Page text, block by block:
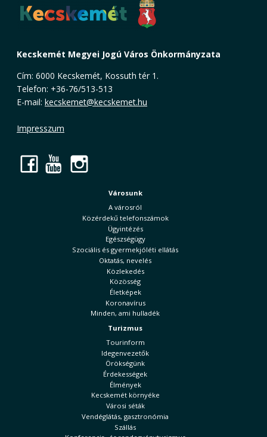
Kecskemét Megyei Jogú Város Önkormányzata
Cím: 6000 Kecskemét, Kossuth tér 1.
Telefon: +36-76/513-513
E-mail: kecskemet@kecskemet.hu
Impresszum
Facebook
YouTube
Városunk
A városról
Közérdekű telefonszámok
Ügyintézés
Egészségügy
Szociális és gyermekjóléti ellátás
Oktatás, nevelés
Közlekedés
Közösség
Életképek
Koronavírus
Minden, ami hulladék
Turizmus
Tourinform
Idegenvezetők
Örökségünk
Érdekességek
Élmények
Kecskemét környéke
Városi séták
Vendéglátás, gasztronómia
Szállás